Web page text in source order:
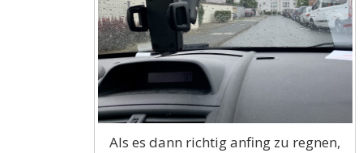
Als es dann richtig anfing zu regnen,